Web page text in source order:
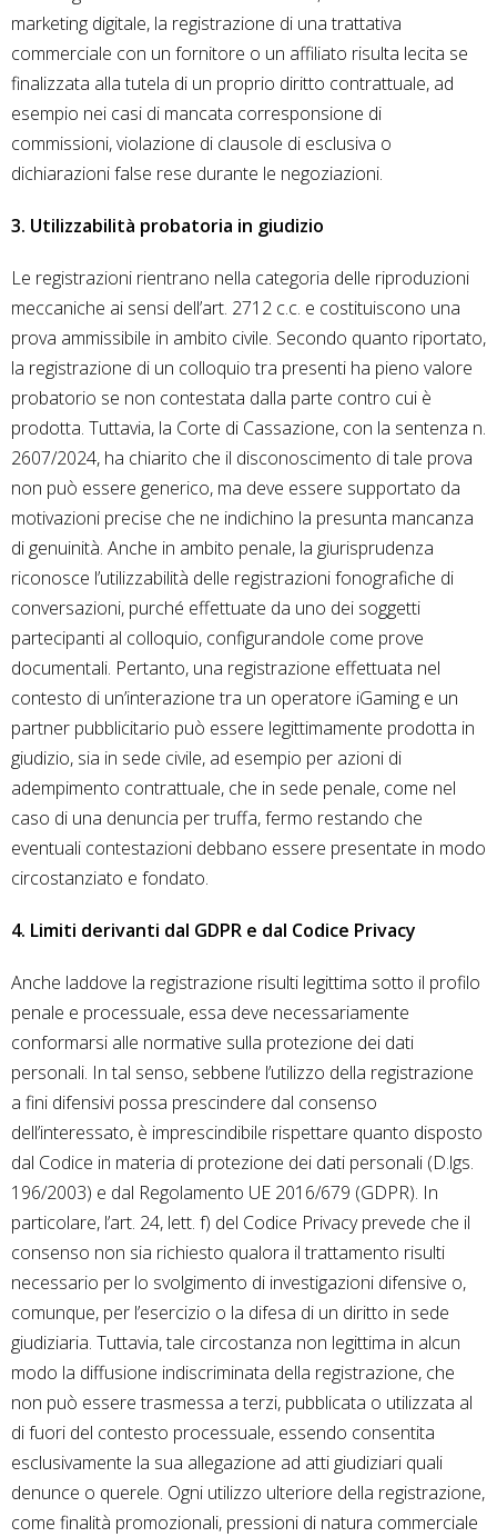
marketing digitale, la registrazione di una trattativa
commerciale con un fornitore o un affiliato risulta lecita se
finalizzata alla tutela di un proprio diritto contrattuale, ad
esempio nei casi di mancata corresponsione di
commissioni, violazione di clausole di esclusiva o
dichiarazioni false rese durante le negoziazioni.
3. Utilizzabilità probatoria in giudizio
Le registrazioni rientrano nella categoria delle riproduzioni
meccaniche ai sensi dell’art. 2712 c.c. e costituiscono una
prova ammissibile in ambito civile. Secondo quanto riportato,
la registrazione di un colloquio tra presenti ha pieno valore
probatorio se non contestata dalla parte contro cui è
prodotta. Tuttavia, la Corte di Cassazione, con la sentenza n.
2607/2024, ha chiarito che il disconoscimento di tale prova
non può essere generico, ma deve essere supportato da
motivazioni precise che ne indichino la presunta mancanza
di genuinità. Anche in ambito penale, la giurisprudenza
riconosce l’utilizzabilità delle registrazioni fonografiche di
conversazioni, purché effettuate da uno dei soggetti
partecipanti al colloquio, configurandole come prove
documentali. Pertanto, una registrazione effettuata nel
contesto di un’interazione tra un operatore iGaming e un
partner pubblicitario può essere legittimamente prodotta in
giudizio, sia in sede civile, ad esempio per azioni di
adempimento contrattuale, che in sede penale, come nel
caso di una denuncia per truffa, fermo restando che
eventuali contestazioni debbano essere presentate in modo
circostanziato e fondato.
4. Limiti derivanti dal GDPR e dal Codice Privacy
Anche laddove la registrazione risulti legittima sotto il profilo
penale e processuale, essa deve necessariamente
conformarsi alle normative sulla protezione dei dati
personali. In tal senso, sebbene l’utilizzo della registrazione
a fini difensivi possa prescindere dal consenso
dell’interessato, è imprescindibile rispettare quanto disposto
dal Codice in materia di protezione dei dati personali (D.lgs.
196/2003) e dal Regolamento UE 2016/679 (GDPR). In
particolare, l’art. 24, lett. f) del Codice Privacy prevede che il
consenso non sia richiesto qualora il trattamento risulti
necessario per lo svolgimento di investigazioni difensive o,
comunque, per l’esercizio o la difesa di un diritto in sede
giudiziaria. Tuttavia, tale circostanza non legittima in alcun
modo la diffusione indiscriminata della registrazione, che
non può essere trasmessa a terzi, pubblicata o utilizzata al
di fuori del contesto processuale, essendo consentita
esclusivamente la sua allegazione ad atti giudiziari quali
denunce o querele. Ogni utilizzo ulteriore della registrazione,
come finalità promozionali, pressioni di natura commerciale